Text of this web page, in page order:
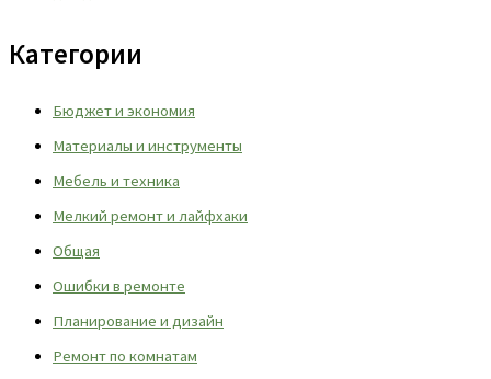
Категории
Бюджет и экономия
Материалы и инструменты
Мебель и техника
Мелкий ремонт и лайфхаки
Общая
Ошибки в ремонте
Планирование и дизайн
Ремонт по комнатам